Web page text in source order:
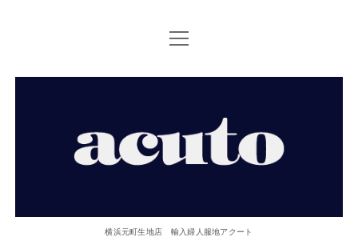
TOP PAGE
ACUTOについて
open
menu
元
横浜元町生地店 輸入婦人服地アクート